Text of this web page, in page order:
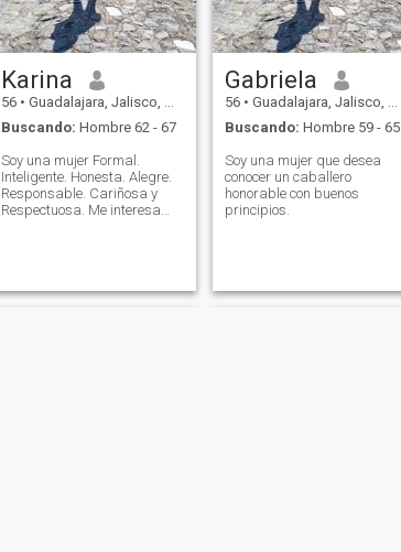
Karina
56 • Guadalajara, Jalisco, México
Buscando: Hombre 62 - 67
Soy una mujer Formal.
Inteligente. Honesta. Alegre.
Responsable. Cariñosa y
Respectuosa. Me interesa
Gabriela
56 • Guadalajara, Jalisco, México
Buscando: Hombre 59 - 65
Soy una mujer que desea
conocer un caballero
honorable con buenos
principios.